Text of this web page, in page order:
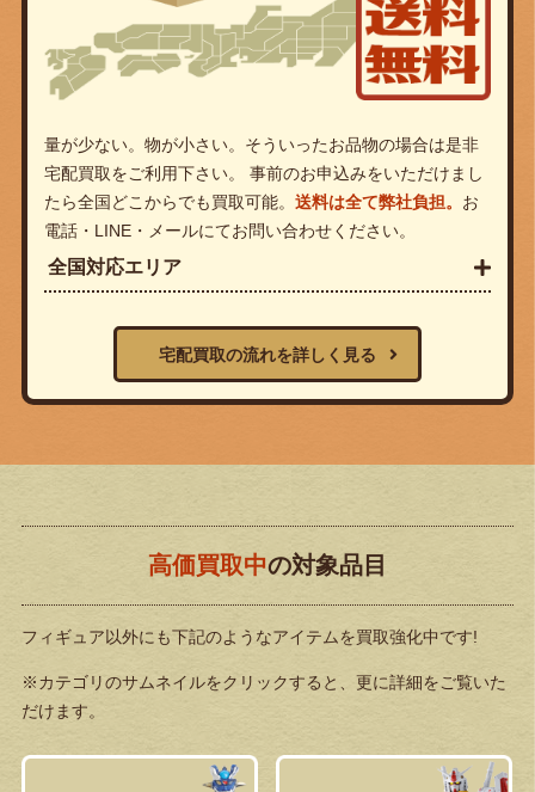
量が少ない。物が小さい。そういったお品物の場合は是非
宅配買取をご利用下さい。 事前のお申込みをいただけまし
たら全国どこからでも買取可能。 送料は全て弊社負担。 お
電話・LINE・メールにてお問い合わせください。
全国対応エリア
宅配買取の流れを詳しく見る
高価買取中の対象品目
フィギュア以外にも下記のようなアイテムを買取強化中です!
※カテゴリのサムネイルをクリックすると、更に詳細をご覧いた
だけます。